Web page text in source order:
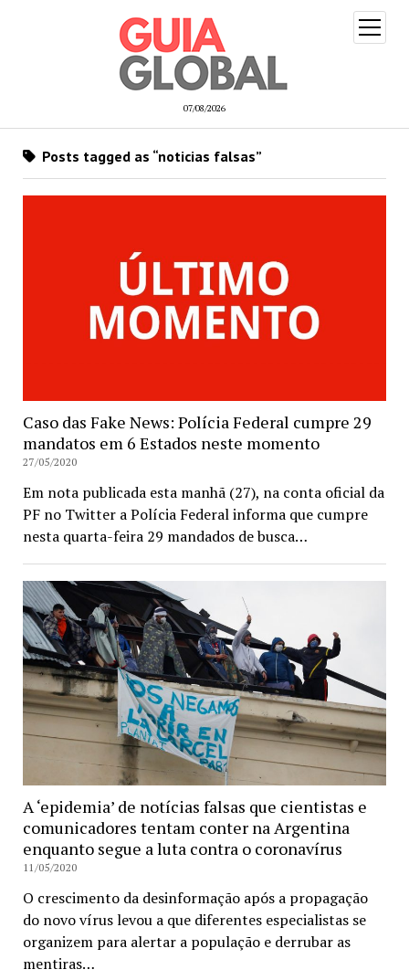
07/08/2026
open
menu
Posts tagged as “noticias falsas”
Caso das Fake News: Polícia Federal cumpre 29
mandatos em 6 Estados neste momento
27/05/2020
Em nota publicada esta manhã (27), na conta oficial da
PF no Twitter a Polícia Federal informa que cumpre
nesta quarta-feira 29 mandados de busca…
A ‘epidemia’ de notícias falsas que cientistas e
comunicadores tentam conter na Argentina
enquanto segue a luta contra o coronavírus
11/05/2020
O crescimento da desinformação após a propagação
do novo vírus levou a que diferentes especialistas se
organizem para alertar a população e derrubar as
mentiras…